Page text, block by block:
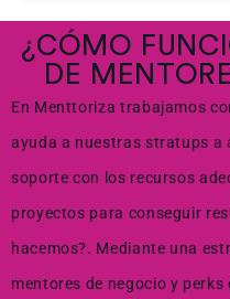
¿CÓMO
DE
En Menttoriza trabajamos
ayuda a nuestras stratups a
soporte con los recursos
proyectos para conseguir
hacemos?. Mediante una
mentores de negocio y